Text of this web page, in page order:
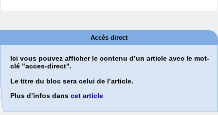
Accès direct
Ici vous pouvez afficher le contenu d’un article avec le mot-
clé "acces-direct".
Le titre du bloc sera celui de l’article.
Plus d’infos dans cet article